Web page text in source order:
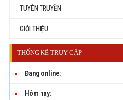
TUYÊN TRUYỀN
GIỚI THIỆU
THỐNG KÊ TRUY CẬP
Đang online:
Hôm nay: